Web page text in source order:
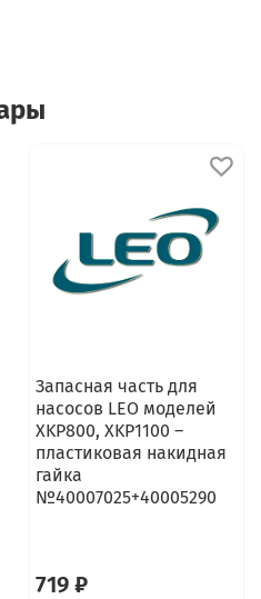
Запасная часть для
насосов LEO моделей
XKP800, XKP1100 –
пластиковая накидная
гайка
№40007025+40005290
719 ₽